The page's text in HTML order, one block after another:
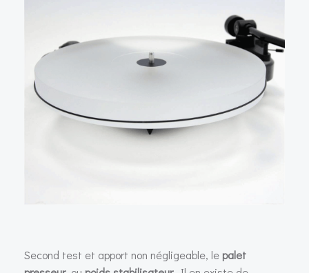
Second test et apport non négligeable, le palet